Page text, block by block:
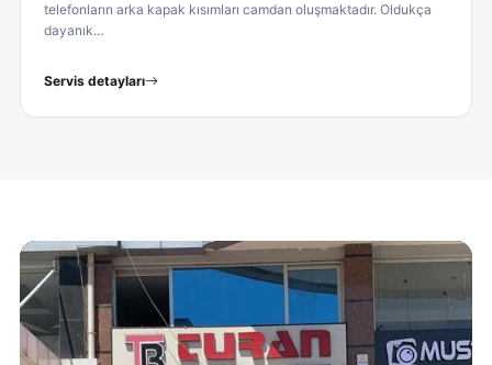
telefonların arka kapak kısımları camdan oluşmaktadır. Oldukça
dayanık…
Servis detayları